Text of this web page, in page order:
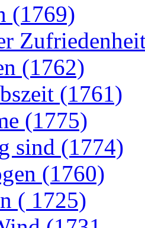
(1769)
(1762)
(1761)
(1775)
sind (1774)
(1760)
( 1725)